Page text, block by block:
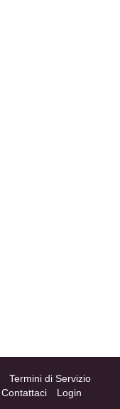
Termini di Servizio
Contattaci Login